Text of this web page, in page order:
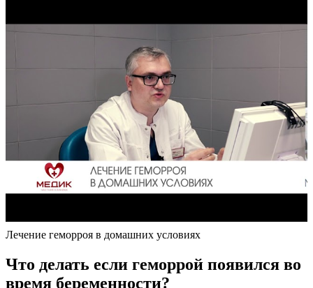
Лечение геморроя в домашних условиях
Что делать если геморрой появился во
время беременности?